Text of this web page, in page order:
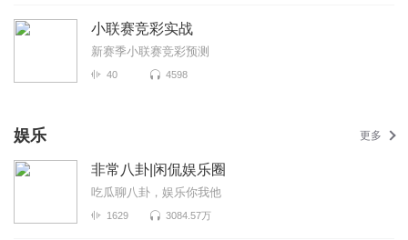
小联赛竞彩实战
新赛季小联赛竞彩预测
40 4598
娱乐 更多
非常八卦|闲侃娱乐圈
吃瓜聊八卦，娱乐你我他
1629 3084.57万